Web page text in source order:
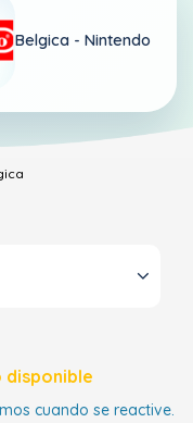
Belgica - Nintendo
cuando se reactive.